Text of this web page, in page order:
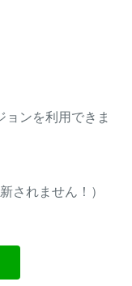
ョンを利用できま
されません！）